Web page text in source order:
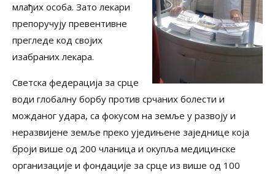
млађих особа. Зато лекари
препоручују превентивне
прегледе код својих
изабраних лекара.
Светска федерација за срце
води глобалну борбу против срчаних болести и
можданог удара, са фокусом на земље у развоју и
неразвијене земље преко уједињене заједнице која
броји више од 200 чланица и окупља медицинске
организације и фондације за срце из више од 100